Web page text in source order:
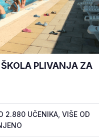
PLIVANJA ZA
2.880 UČENIKA, VIŠE OD